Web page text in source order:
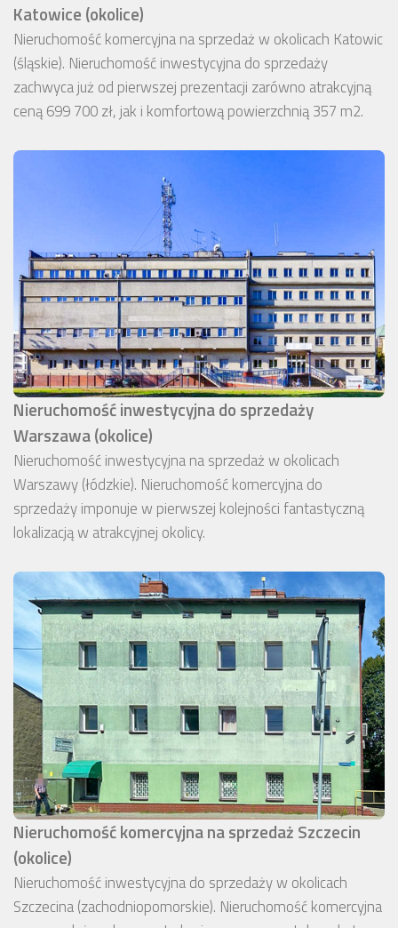
Katowice (okolice)
Nieruchomość komercyjna na sprzedaż w okolicach Katowic
(śląskie). Nieruchomość inwestycyjna do sprzedaży
zachwyca już od pierwszej prezentacji zarówno atrakcyjną
ceną 699 700 zł, jak i komfortową powierzchnią 357 m2.
Nieruchomość inwestycyjna do sprzedaży
Warszawa (okolice)
Nieruchomość inwestycyjna na sprzedaż w okolicach
Warszawy (łódzkie). Nieruchomość komercyjna do
sprzedaży imponuje w pierwszej kolejności fantastyczną
lokalizacją w atrakcyjnej okolicy.
Nieruchomość komercyjna na sprzedaż Szczecin
(okolice)
Nieruchomość inwestycyjna do sprzedaży w okolicach
Szczecina (zachodniopomorskie). Nieruchomość komercyjna